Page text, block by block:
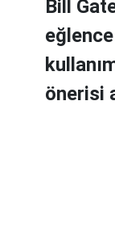
Bill
önerisi